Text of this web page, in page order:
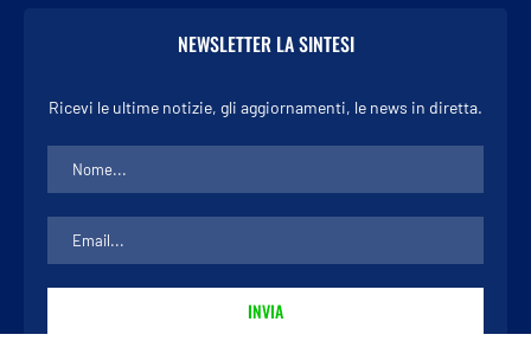
NEWSLETTER LA SINTESI
Ricevi le ultime notizie, gli aggiornamenti, le news in diretta.